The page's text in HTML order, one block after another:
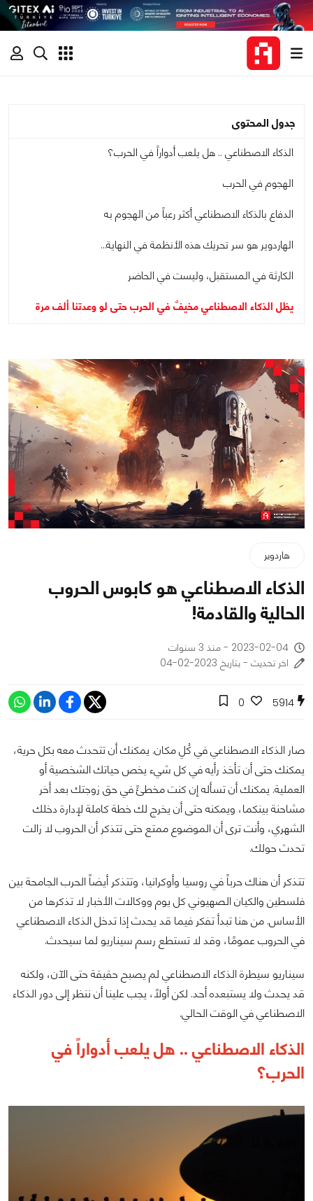
جدول المحتوى
الذكاء الاصطناعي .. هل يلعب أدواراً في الحرب؟
الهجوم في الحرب
الدفاع بالذكاء الاصطناعي أكثر رعباً من الهجوم به
الهاردوير هو سر تحريك هذه الأنظمة في النهاية…
الكارثة في المستقبل، وليست في الحاضر
يظل الذكاء الاصطناعي مخيفٌ في الحرب حتى لو وعدتنا ألف مرة
هاردوير
الذكاء الاصطناعي هو كابوس الحروب
الحالية والقادمة!
2023-02-04 - منذ 3 سنوات
اخر تحديث - بتاريخ 2023-02-04
5914
0
صار الذكاء الاصطناعي في كُلِ مكان. يمكنك أن تتحدث معه بكل حرية،
يمكنك حتى أن تأخذ رأيه في كل شيء يخص حياتك الشخصية أو
العملية. يمكنك أن تسأله إن كنت مخطئً في حق زوجتك بعد أخر
مشاحنة بينكما، ويمكنه حتى أن يخرج لك خطة كاملة لإدارة دخلك
الشهري، وأنت ترى أن الموضوع ممتع حتى تتذكر أن الحروب لا زالت
تحدث حولك.
تتذكر أن هناك حرباً في روسيا وأوكرانيا، وتتذكر أيضاً الحرب الجامحة بين
فلسطين والكيان الصهيوني كل يوم ووكالات الأخبار لا تذكرها من
الأساس. من هنا تبدأ تفكر فيما قد يحدث إذا تدخل الذكاء الاصطناعي
في الحروب عمومًا، وقد لا تستطع رسم سيناريو لما سيحدث.
سيناريو سيطرة الذكاء الاصطناعي لم يصبح حقيقة حتى الآن، ولكنه
قد يحدث ولا يستبعده أحد. لكن أولاً، يجب علينا أن ننظر إلى دور الذكاء
الاصطناعي في الوقت الحالي.
الذكاء الاصطناعي .. هل يلعب أدواراً في
الحرب؟